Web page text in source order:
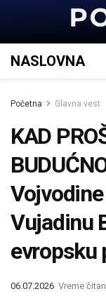
NASLOVNA
Početna Glavna vest
KAD
Vujadinu
evropsku
06.07.2026 Vreme